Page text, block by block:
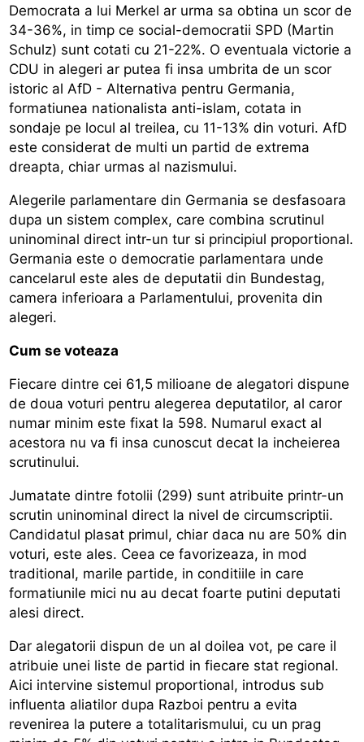
Democrata a lui Merkel ar urma sa obtina un scor de
34-36%, in timp ce social-democratii SPD (Martin
Schulz) sunt cotati cu 21-22%. O eventuala victorie a
CDU in alegeri ar putea fi insa umbrita de un scor
istoric al AfD - Alternativa pentru Germania,
formatiunea nationalista anti-islam, cotata in
sondaje pe locul al treilea, cu 11-13% din voturi. AfD
este considerat de multi un partid de extrema
dreapta, chiar urmas al nazismului.
Alegerile parlamentare din Germania se desfasoara
dupa un sistem complex, care combina scrutinul
uninominal direct intr-un tur si principiul proportional.
Germania este o democratie parlamentara unde
cancelarul este ales de deputatii din Bundestag,
camera inferioara a Parlamentului, provenita din
alegeri.
Cum se voteaza
Fiecare dintre cei 61,5 milioane de alegatori dispune
de doua voturi pentru alegerea deputatilor, al caror
numar minim este fixat la 598. Numarul exact al
acestora nu va fi insa cunoscut decat la incheierea
scrutinului.
Jumatate dintre fotolii (299) sunt atribuite printr-un
scrutin uninominal direct la nivel de circumscriptii.
Candidatul plasat primul, chiar daca nu are 50% din
voturi, este ales. Ceea ce favorizeaza, in mod
traditional, marile partide, in conditiile in care
formatiunile mici nu au decat foarte putini deputati
alesi direct.
Dar alegatorii dispun de un al doilea vot, pe care il
atribuie unei liste de partid in fiecare stat regional.
Aici intervine sistemul proportional, introdus sub
influenta aliatilor dupa Razboi pentru a evita
revenirea la putere a totalitarismului, cu un prag